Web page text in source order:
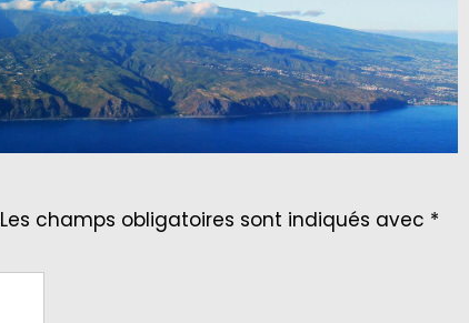
Les champs obligatoires sont indiqués avec *